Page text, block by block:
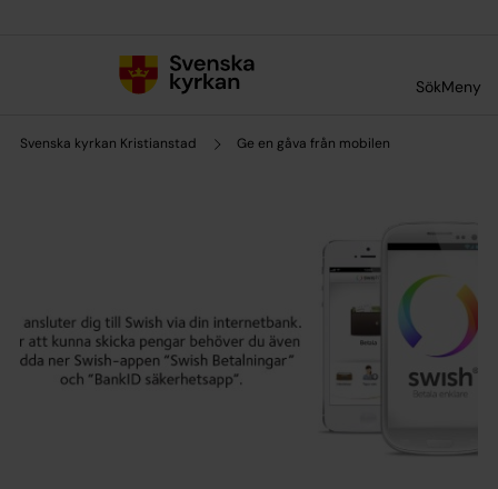
SökMeny
Svenska kyrkan Kristianstad Ge en gåva från mobilen